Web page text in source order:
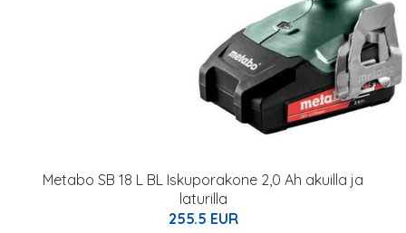
Metabo SB 18 L BL Iskuporakone 2,0 Ah akuilla ja
laturilla
255.5 EUR